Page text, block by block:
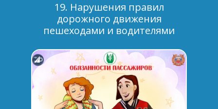
19. Нарушения правил
дорожного движения
пешеходами и водителями